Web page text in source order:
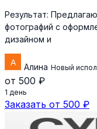
Результат:
фотографий с
дизайном и
Алина Новый
от 500 ₽
1 день
Заказать от 500 ₽